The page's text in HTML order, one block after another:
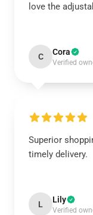
love the
C Cora
Verified
Superior
timely delivery.
L Lily
Verified